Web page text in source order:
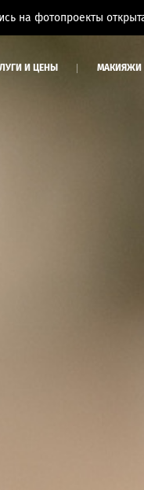
И ЦЕНЫ МАКИЯЖИ
открыта. Смотри